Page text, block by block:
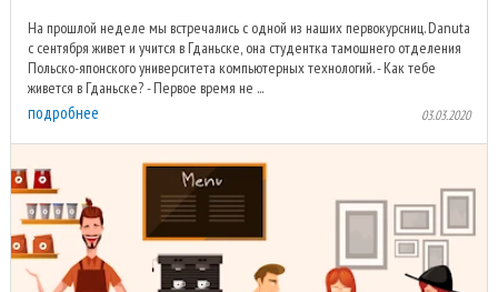
На прошлой неделе мы встречались с одной из наших первокурсниц. Danuta
с сентября живет и учится в Гданьске, она студентка тамошнего отделения
Польско-японского университета компьютерных технологий. - Как тебе
живется в Гданьске? - Первое время не ...
подробнее 03.03.2020